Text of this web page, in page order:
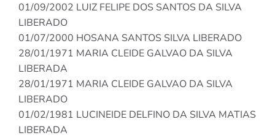
01/09/2002 LUIZ FELIPE DOS SANTOS DA SILVA
LIBERADO
01/07/2000 HOSANA SANTOS SILVA LIBERADO
28/01/1971 MARIA CLEIDE GALVAO DA SILVA
LIBERADA
28/01/1971 MARIA CLEIDE GALVAO DA SILVA
LIBERADO
01/02/1981 LUCINEIDE DELFINO DA SILVA MATIAS
LIBERADA